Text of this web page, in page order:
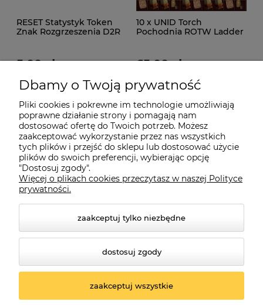
RESET Statystyk Token
Znak Rozgrzeszenia D2R
5,00 zł
Cena regularna:25,00 zł
do koszyka
10 x UNID Torch
Pochodnia ROTW Ladder
65,00 zł
Cena regularna:149,00 zł
do koszyka
Informacje
Płatności i dostawa
Dbamy o Twoją prywatność
Pliki cookies i pokrewne im technologie umożliwiają
poprawne działanie strony i pomagają nam
dostosować ofertę do Twoich potrzeb. Możesz
zaakceptować wykorzystanie przez nas wszystkich
tych plików i przejść do sklepu lub dostosować użycie
plików do swoich preferencji, wybierając opcję
"Dostosuj zgody".
Więcej o plikach cookies przeczytasz w naszej Polityce
prywatności.
zaakceptuj tylko niezbędne
dostosuj zgody
zaakceptuj wszystkie